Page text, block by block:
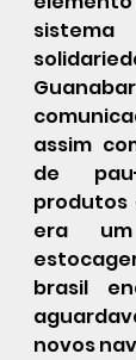
assim
de
produtos
era
brasil
novos